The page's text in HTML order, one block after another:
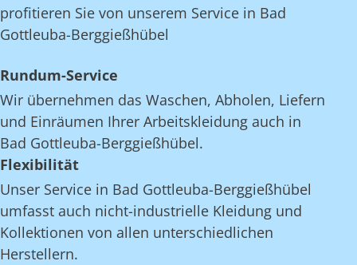
profitieren Sie von unserem Service in Bad
Gottleuba-Berggießhübel
Rundum-Service
Wir übernehmen das Waschen, Abholen, Liefern
und Einräumen Ihrer Arbeitskleidung auch in
Bad Gottleuba-Berggießhübel.
Flexibilität
Unser Service in Bad Gottleuba-Berggießhübel
umfasst auch nicht-industrielle Kleidung und
Kollektionen von allen unterschiedlichen
Herstellern.